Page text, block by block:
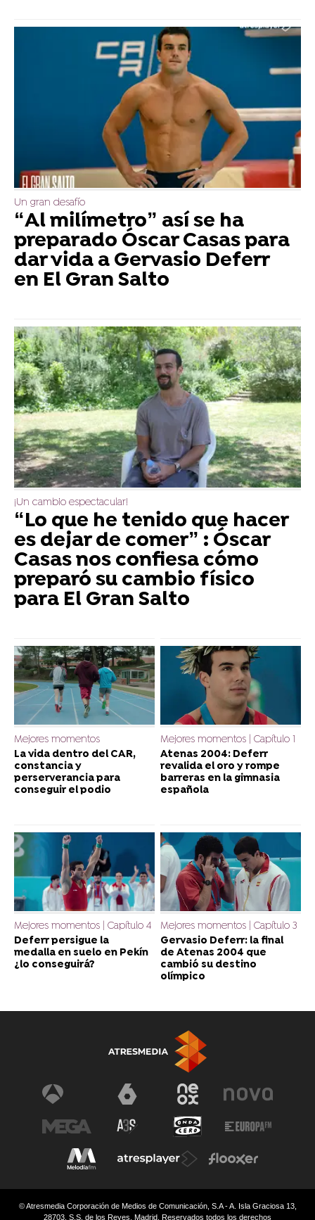
Un gran desafío
“Al milímetro” así se ha
preparado Óscar Casas para
dar vida a Gervasio Deferr
en El Gran Salto
¡Un cambio espectacular!
“Lo que he tenido que hacer
es dejar de comer” : Óscar
Casas nos confiesa cómo
preparó su cambio físico
para El Gran Salto
Mejores momentos
La vida dentro del CAR,
constancia y
perserverancia para
conseguir el podio
Mejores momentos | Capítulo 1
Atenas 2004: Deferr
revalida el oro y rompe
barreras en la gimnasia
española
Mejores momentos | Capítulo 4
Deferr persigue la
medalla en suelo en Pekín
¿lo conseguirá?
Mejores momentos | Capítulo 3
Gervasio Deferr: la final
de Atenas 2004 que
cambió su destino
olímpico
© Atresmedia Corporación de Medios de Comunicación, S.A - A. Isla Graciosa 13,
28703, S.S. de los Reyes, Madrid. Reservados todos los derechos